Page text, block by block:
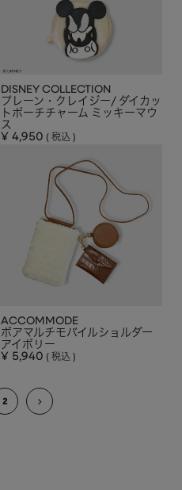
DISNEY COLLECTION
プレーン・クレイジー/ ダイカッ
トポーチチャーム ミッキーマウ
ス
¥ 4,950 税込
ACCOMMODE
ボアマルチモバイルショルダー
アイボリー
¥ 5,940 税込
2